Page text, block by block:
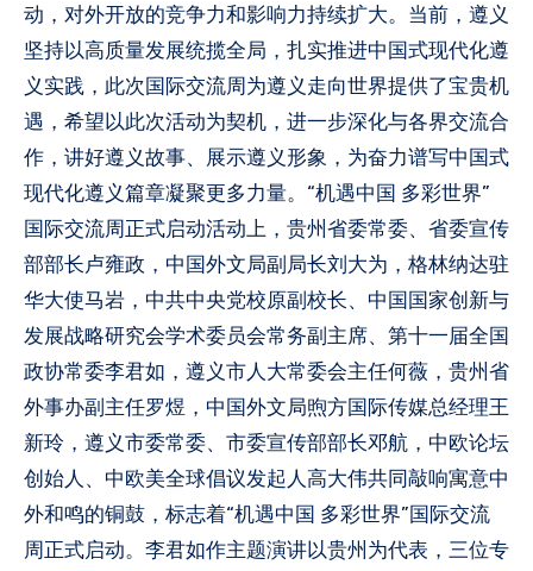
动，对外开放的竞争力和影响力持续扩大。当前，遵义
坚持以高质量发展统揽全局，扎实推进中国式现代化遵
义实践，此次国际交流周为遵义走向世界提供了宝贵机
遇，希望以此次活动为契机，进一步深化与各界交流合
作，讲好遵义故事、展示遵义形象，为奋力谱写中国式
现代化遵义篇章凝聚更多力量。“机遇中国 多彩世界”
国际交流周正式启动活动上，贵州省委常委、省委宣传
部部长卢雍政，中国外文局副局长刘大为，格林纳达驻
华大使马岩，中共中央党校原副校长、中国国家创新与
发展战略研究会学术委员会常务副主席、第十一届全国
政协常委李君如，遵义市人大常委会主任何薇，贵州省
外事办副主任罗煜，中国外文局煦方国际传媒总经理王
新玲，遵义市委常委、市委宣传部部长邓航，中欧论坛
创始人、中欧美全球倡议发起人高大伟共同敲响寓意中
外和鸣的铜鼓，标志着“机遇中国 多彩世界”国际交流
周正式启动。李君如作主题演讲以贵州为代表，三位专